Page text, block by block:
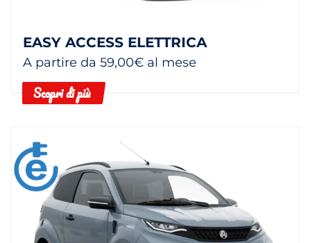
EASY ACCESS ELETTRICA
A partire da 59,00€ al mese
Scopri di più